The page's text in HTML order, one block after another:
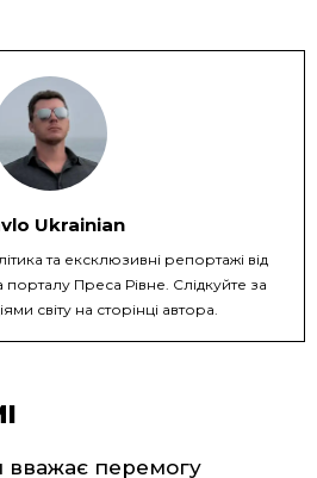
Ukrainian
та ексклюзивні репортажі від
Преса Рівне. Слідкуйте за
світу на сторінці автора.
вважає перемогу